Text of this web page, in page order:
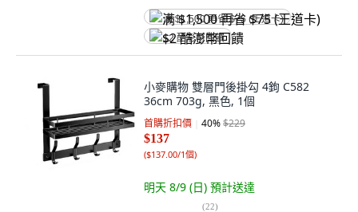
满 $1,500 再省 $75 (王道卡)
$2 酷澎幣回饋
小麥購物 雙層門後掛勾 4鉤 C582
36cm 703g, 黑色, 1個
首購折扣價 40%$229
$137
($137.00/1個)
明天 8/9 (日) 預計送達
(22)